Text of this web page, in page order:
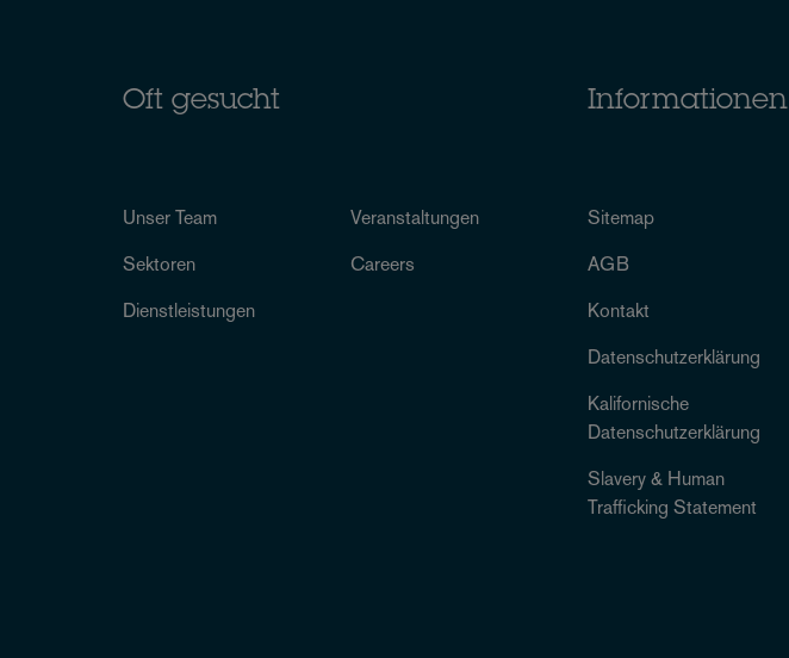
Oft gesucht
Unser Team
Sektoren
Dienstleistungen
Veranstaltungen
Careers
Informationen
Sitemap
AGB
Kontakt
Datenschutzerklärung
Kalifornische
Datenschutzerklärung
Slavery & Human
Trafficking Statement